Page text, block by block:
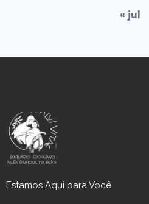
« jul
Estamos Aqui para Você